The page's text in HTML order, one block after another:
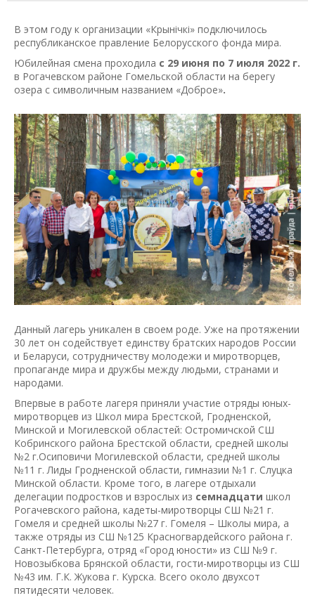
В этом году к организации «Крынiчкі» подключилось
республиканское правление Белорусского фонда мира.
Юбилейная смена проходила с 29 июня по 7 июля 2022 г.
в Рогачевском районе Гомельской области на берегу
озера с символичным названием «Доброе».
Данный лагерь уникален в своем роде. Уже на протяжении
30 лет он содействует единству братских народов России
и Беларуси, сотрудничеству молодежи и миротворцев,
пропаганде мира и дружбы между людьми, странами и
народами.
Впервые в работе лагеря приняли участие отряды юных-
миротворцев из Школ мира Брестской, Гродненской,
Минской и Могилевской областей: Остромичской СШ
Кобринского района Брестской области, средней школы
№2 г.Осиповичи Могилевской области, средней школы
№11 г. Лиды Гродненской области, гимназии №1 г. Слуцка
Минской области. Кроме того, в лагере отдыхали
делегации подростков и взрослых из семнадцати школ
Рогачевского района, кадеты-миротворцы СШ №21 г.
Гомеля и средней школы №27 г. Гомеля – Школы мира, а
также отряды из СШ №125 Красногвардейского района г.
Санкт-Петербурга, отряд «Город юности» из СШ №9 г.
Новозыбкова Брянской области, гости-миротворцы из СШ
№43 им. Г.К. Жукова г. Курска. Всего около двухсот
пятидесяти человек.